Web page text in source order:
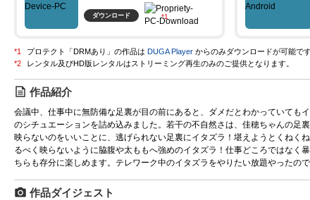
ダウンロード
プロテクト「DRMあり」の作品は DUGA Player からのみダウンロードが可能です
作品紹介
会議中、仕事中に無防備な足裏が目の前にあると、ダメだとわかっていても
のシチュエーションを詰め込みました。若干の不自然さは、佳穂ちゃんの足
映らないのをいいことに、逃げられない足裏にイタズラ！堪えようとくねく
るべく映らないように脇腹や太ももへ強めのイタズラ！仕事どころではなく
ちらも存分に楽しめます。テレワーク中のイタズラをやりたい放題やったの
作品ダイジェスト